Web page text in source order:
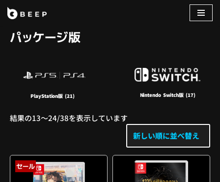
ン
ッ
パッケージ版
PlayStation版(21) Nintendo Switch版 (17)
結果の13～24/38を表示しています
セール